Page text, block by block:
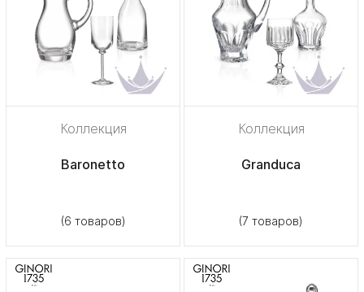
Коллекция
Baronetto
(6 товаров)
Коллекция
Granduca
(7 товаров)